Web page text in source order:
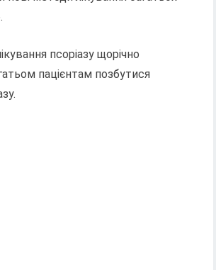
псоріазу щорічно
пацієнтам позбутися